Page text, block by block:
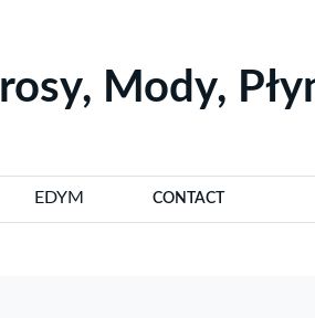
Mody,
EDYM CONTACT